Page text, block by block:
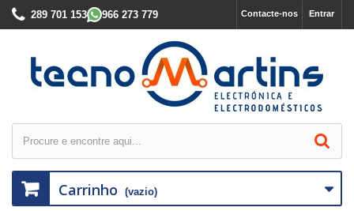
Entrar
Contacte-nos
289 701 153 966 273 779
Carrinho (vazio)